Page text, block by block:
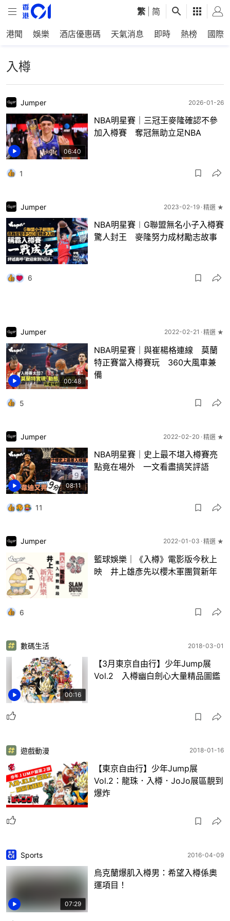
繁 简
港聞 娛樂 酒店優惠碼 天氣消息 即時 熱榜 國際
入樽
06:40
Jumper 2026-01-26
NBA明星賽｜三冠王麥隆確認不參
加入樽賽 奪冠無助立足NBA
1
Jumper 2023-02-19 精選 ★
NBA明星賽︱G聯盟無名小子入樽賽
驚人封王 麥隆努力成材勵志故事
6
00:48
Jumper 2022-02-21 精選 ★
NBA明星賽｜與崔楊格連線 莫蘭
特正賽當入樽賽玩 360大風車兼
備
5
08:11
Jumper 2022-02-20 精選 ★
NBA明星賽｜史上最不堪入樽賽亮
點竟在場外 一文看盡搞笑評語
11
Jumper 2022-01-03 精選 ★
籃球娛樂｜《入樽》電影版今秋上
映 井上雄彥先以櫻木軍團賀新年
6
00:16
數碼生活 2018-03-01
【3月東京自由行】少年Jump展
Vol.2 入樽幽白劍心大量精品圖鑑
遊戲動漫 2018-01-16
【東京自由行】少年Jump展
Vol.2：龍珠．入樽．JoJo展區靚到
爆炸
07:29
Sports 2016-04-09
烏克蘭爆肌入樽男：希望入樽係奧
運項目！